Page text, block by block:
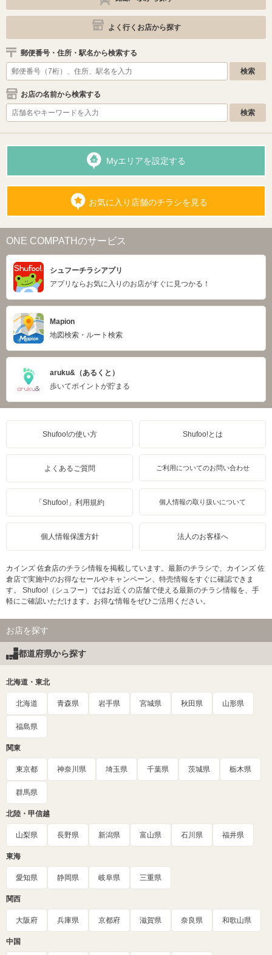
よく行くお店から探す
郵便番号・住所・駅名から検索する
お店の名前から検索する
Myエリアを設定する
お気に入り店舗のチラシを見る
ONE COMPATHのサービス
シュフーチラシアプリ
アプリならお気に入りのお店がすぐに見つかる！
Mapion
地図検索・ルート検索
aruku&（あるくと）
歩いてポイントが貯まる
Shufoo!の使い方 Shufoo!とは
よくあるご質問 ご利用についてのお問い合わせ
「Shufoo!」利用規約 個人情報の取り扱いについて
個人情報保護方針 法人のお客様へ
カインズ 佐倉店のチラシ情報を掲載しています。最新のチラシで、カインズ 佐
倉店で実施中のお得なセールやキャンペーン、特売情報をすぐに確認できま
す。 Shufoo!（シュフー）ではお近くの店舗で使える最新のチラシ情報を、手
軽にご確認いただけます。お得な情報をぜひご活用ください。
お店を探す
都道府県から探す
北海道・東北
北海道 青森県 岩手県 宮城県 秋田県 山形県
福島県
関東
東京都 神奈川県 埼玉県 千葉県 茨城県 栃木県
群馬県
北陸・甲信越
山梨県 長野県 新潟県 富山県 石川県 福井県
東海
愛知県 静岡県 岐阜県 三重県
関西
大阪府 兵庫県 京都府 滋賀県 奈良県 和歌山県
中国